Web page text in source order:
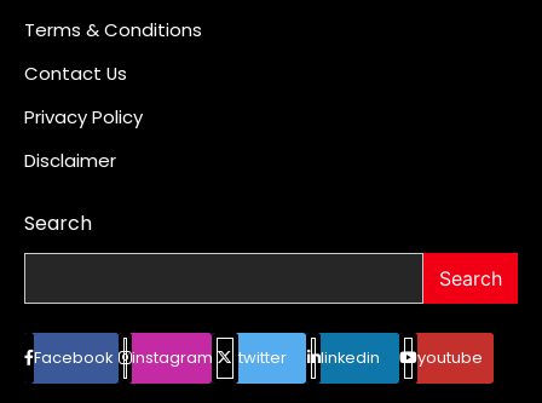
Terms & Conditions
Contact Us
Privacy Policy
Disclaimer
Search
Search
Facebook instagram twitter linkedin youtube